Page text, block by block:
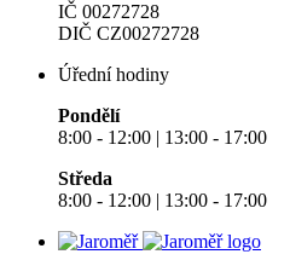
IČ 00272728
DIČ CZ00272728
Úřední hodiny
Pondělí
8:00 - 12:00 | 13:00 - 17:00
Středa
8:00 - 12:00 | 13:00 - 17:00